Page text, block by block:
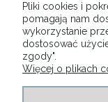
Pliki cookies i
pomagają nam
wykorzystanie
dostosować
zgody".
Więcej o plikach